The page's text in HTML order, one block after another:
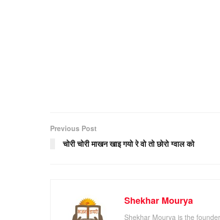
Previous Post
चोरी चोरी माखन खाइ गयो रे वो तो छोरो ग्वाल को
Shekhar Mourya
Shekhar Mourya is the